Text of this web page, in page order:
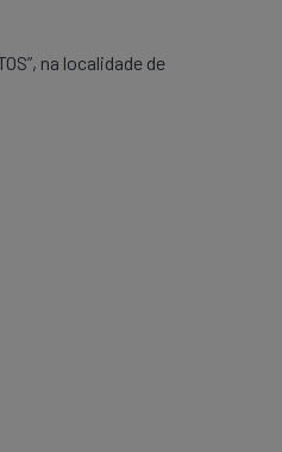
na localidade de